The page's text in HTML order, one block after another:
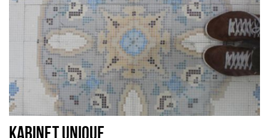
KABINET UNIQUE